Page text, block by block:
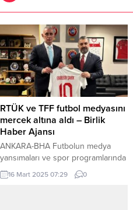
RTÜK ve TFF futbol medyasını
mercek altına aldı – Birlik
Haber Ajansı
ANKARA-BHA Futbolun medya
yansımaları ve spor programlarında
toplumsal duyarlılık masaya yatırıldı.
Futbolun ve medyanın kesiştiği bu
16 Mart 2025 07:29 0